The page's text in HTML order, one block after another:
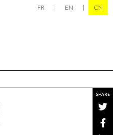
FR EN CN
SHARE